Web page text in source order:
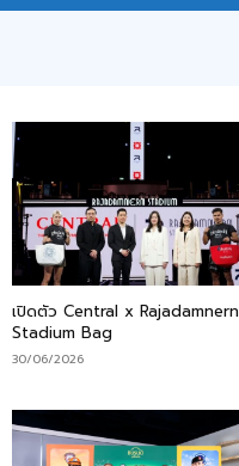
เปิดตัว Central x Rajadamnern
Stadium Bag
30/06/2026